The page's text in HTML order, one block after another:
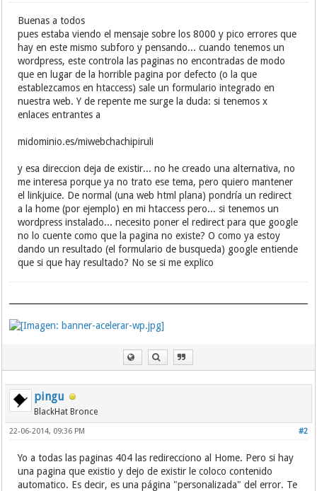
Buenas a todos
pues estaba viendo el mensaje sobre los 8000 y pico errores que
hay en este mismo subforo y pensando... cuando tenemos un
wordpress, este controla las paginas no encontradas de modo
que en lugar de la horrible pagina por defecto (o la que
establezcamos en htaccess) sale un formulario integrado en
nuestra web. Y de repente me surge la duda: si tenemos x
enlaces entrantes a
midominio.es/miwebchachipiruli
y esa direccion deja de existir... no he creado una alternativa, no
me interesa porque ya no trato ese tema, pero quiero mantener
el linkjuice. De normal (una web html plana) pondría un redirect
a la home (por ejemplo) en mi htaccess pero... si tenemos un
wordpress instalado... necesito poner el redirect para que google
no lo cuente como que la pagina no existe? O como ya estoy
dando un resultado (el formulario de busqueda) google entiende
que si que hay resultado? No se si me explico
pingu
BlackHat Bronce
#2
22-06-2014, 09:36 PM
Yo a todas las paginas 404 las redirecciono al Home. Pero si hay
una pagina que existio y dejo de existir le coloco contenido
automatico. Es decir, es una página "personalizada" del error. Te